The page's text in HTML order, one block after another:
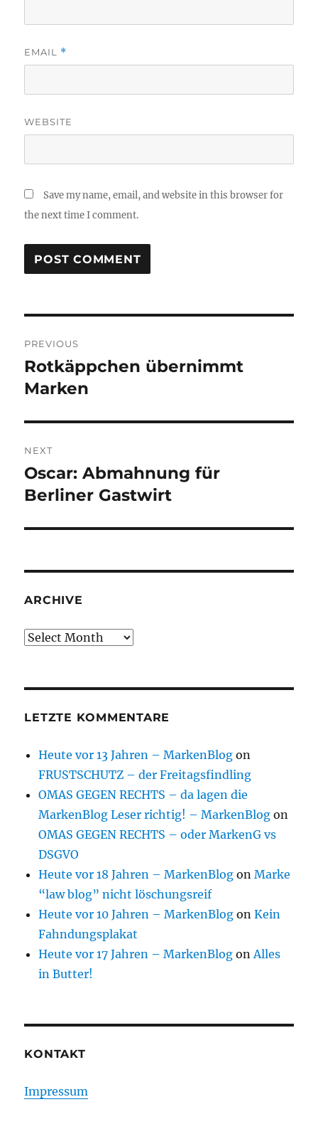
EMAIL *
WEBSITE
Save my name, email, and website in this browser for
the next time I comment.
navigation
PREVIOUS
Previous
post:
Rotkäppchen übernimmt
Marken
NEXT
Next
post:
Oscar: Abmahnung für
Berliner Gastwirt
ARCHIVE
Archive
LETZTE KOMMENTARE
Heute vor 13 Jahren – MarkenBlog on
FRUSTSCHUTZ – der Freitagsfindling
OMAS GEGEN RECHTS – da lagen die
MarkenBlog Leser richtig! – MarkenBlog on
OMAS GEGEN RECHTS – oder MarkenG vs
DSGVO
Heute vor 18 Jahren – MarkenBlog onMarke
“law blog” nicht löschungsreif
Heute vor 10 Jahren – MarkenBlog onKein
Fahndungsplakat
Heute vor 17 Jahren – MarkenBlog onAlles
in Butter!
KONTAKT
Impressum